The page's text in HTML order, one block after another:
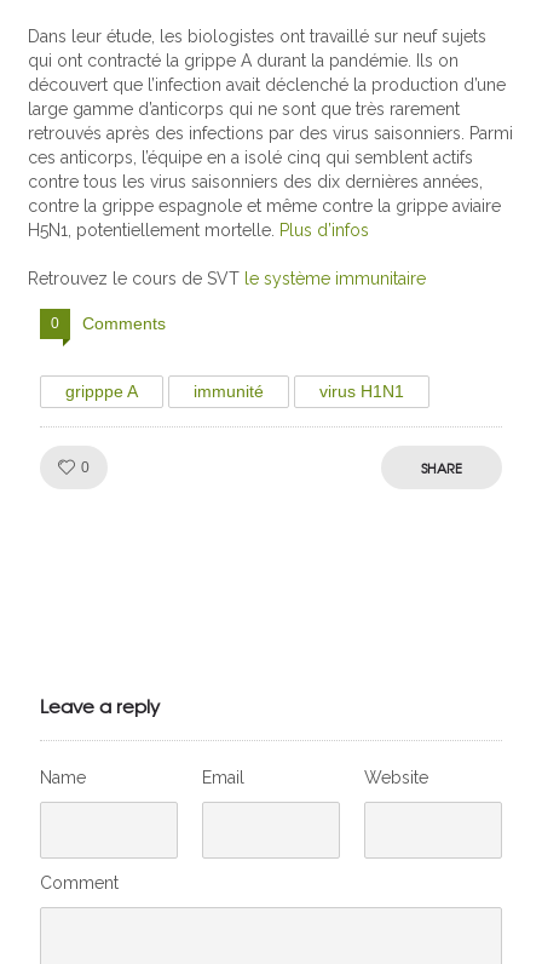
Dans leur étude, les biologistes ont travaillé sur neuf sujets
qui ont contracté la grippe A durant la pandémie. Ils on
découvert que l’infection avait déclenché la production d’une
large gamme d’anticorps qui ne sont que très rarement
retrouvés après des infections par des virus saisonniers. Parmi
ces anticorps, l’équipe en a isolé cinq qui semblent actifs
contre tous les virus saisonniers des dix dernières années,
contre la grippe espagnole et même contre la grippe aviaire
H5N1, potentiellement mortelle. Plus d’infos
Retrouvez le cours de SVT le système immunitaire
0 Comments
gripppe A immunité virus H1N1
0 SHARE
Leave a reply
Name Email Website
Comment